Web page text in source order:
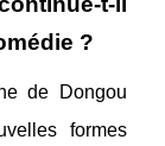
?
de Dongou
formes